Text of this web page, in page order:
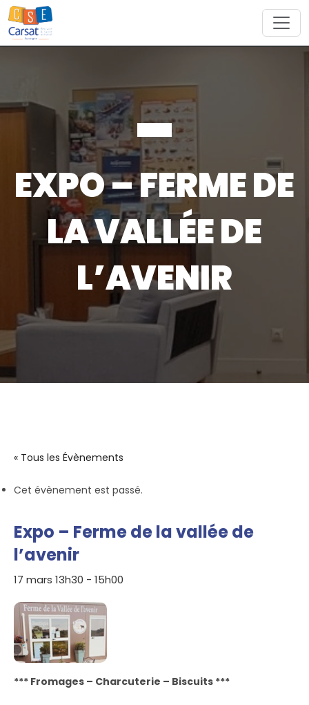
Skip
to
content
EXPO – FERME DE
LA VALLÉE DE
L’AVENIR
« Tous les Évènements
Cet évènement est passé.
Expo – Ferme de la vallée de
l’avenir
17 mars 13h30 - 15h00
*** Fromages – Charcuterie – Biscuits ***